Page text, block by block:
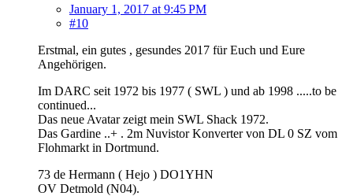
January 1, 2017 at 9:45 PM
#10
Erstmal, ein gutes , gesundes 2017 für Euch und Eure
Angehörigen.
Im DARC seit 1972 bis 1977 ( SWL ) und ab 1998 .....to be
continued...
Das neue Avatar zeigt mein SWL Shack 1972.
Das Gardine ..+ . 2m Nuvistor Konverter von DL 0 SZ vom
Flohmarkt in Dortmund.
73 de Hermann ( Hejo ) DO1YHN
OV Detmold (N04).